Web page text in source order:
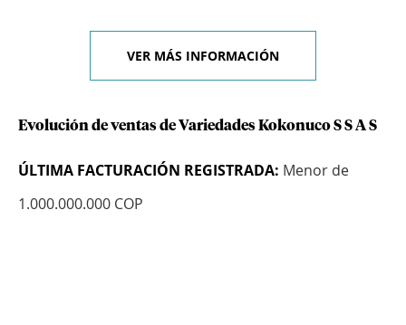
VER MÁS INFORMACIÓN
Evolución de ventas de Variedades Kokonuco S S A S
ÚLTIMA FACTURACIÓN REGISTRADA: Menor de
1.000.000.000 COP